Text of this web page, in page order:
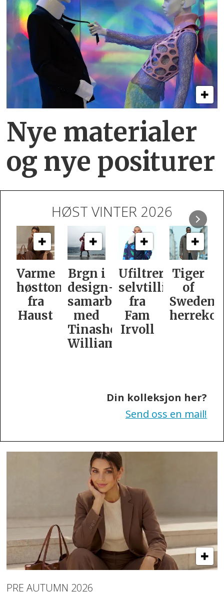
Nye materialer
og nye positurer
HØST VINTER 2026
Brgn i
design­
samarbeid
med
Williamson
Ufiltrert
selvtillit
fra
Fam
Irvoll
Tiger
of
Swedens
herrekolleksjon
Slik
er
dame­
Din kolleksjon her?
Send oss en mail!
PRE AUTUMN 2026